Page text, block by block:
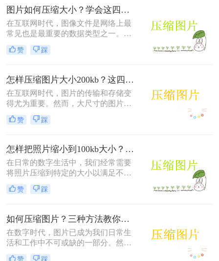
批量压缩图片大小成为了一个实用且
必要的技能。那么图片如何批量压缩
大小呢？本文将介绍几种有效的批量
压缩图片的方法，帮助您提高工作效
率。
图片如何压缩大小？学会这四招就够了！
在互联网时代，图像文件是网络上最
常见也是最重要的数据类型之一。无
论是个人用户还是企业机构，在分
享、存储或上传图片时，经常会遇到
度慢、占用空间大等。因此，了解图
片如何压缩大小变得尤为重要。本文
将详细介绍几种常见的图片压缩方法
和技巧。
赞 踩
怎样压缩图片大小200kb？这四招帮你轻松压缩！
在互联网时代，图片的传输和存储变
得尤为重要。然而，大尺寸的图片往
往会占用更多的存储空间，影响传输
速度。那么怎样压缩图片大小200kb
图片压缩到200kb以内，让你的图片
传输更加高效。
赞 踩
怎样把照片缩小到100kb大小？试试这二种实用方法！
在日常的数字生活中，我们经常需要
将照片压缩到特定的大小以满足不同
的需求，比如上传到社交媒体、发送
电子邮件或节省存储空间。当目标大
种方法来实现。那么怎样把照片缩小
到100kb大小呢？以下是二种实用的
方法来帮助你将照片缩小到这一要求
的大小。
赞 踩
如何压缩图片？三种方法教你压缩图片！
在数字时代，图片已成为我们日常生
活和工作中不可或缺的一部分。然
而，高清图片虽然带来极佳的视觉效
赞 踩